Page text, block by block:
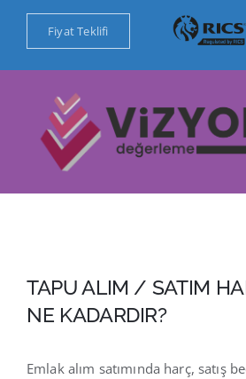
content
Fiyat Teklifi
Ana Sayfa
Değerleme Hizmetlerimiz
Referanslar
TAPU ALIM / SATIM
NE KADARDIR?
Emlak alım satımında harç, satış